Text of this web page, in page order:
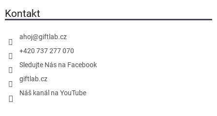
Kontakt
ahoj@giftlab.cz
+420 737 277 070
Sledujte Nás na Facebook
giftlab.cz
Náš kanál na YouTube